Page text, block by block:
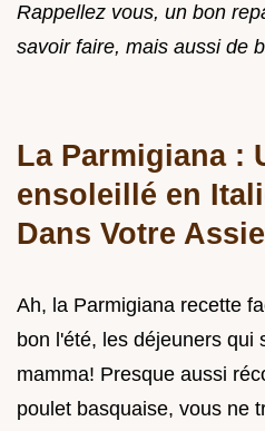
Rappellez vous, un bon
savoir faire, mais aussi de
La Parmigiana :
ensoleillé en
Dans Votre
Ah, la Parmigiana recette
bon l'été, les déjeuners qui
mamma! Presque aussi
poulet basquaise, vous ne